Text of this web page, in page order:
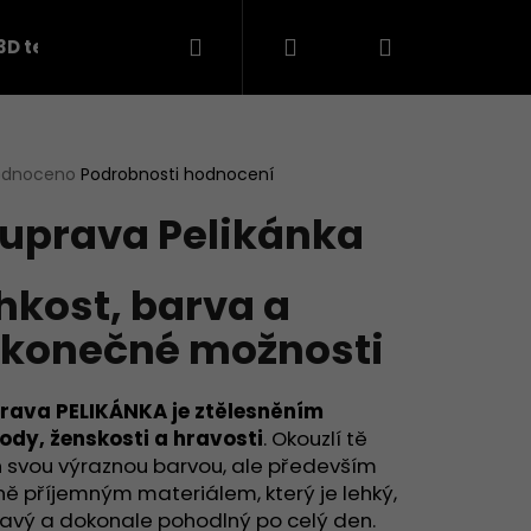
teplákovina Přihlášení
Podrobnosti hodnocení
Pelikánka
barva a
možnosti
PELIKÁNKA je ztělesněním
ženskosti a hravosti. Okouzlí tě
svou výraznou barvou, ale především
příjemným materiálem, který je lehký,
a dokonale pohodlný po celý den.
Následující